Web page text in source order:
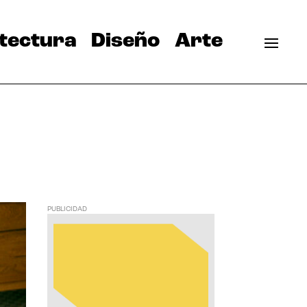
Diseño Arte
PUBLICIDAD